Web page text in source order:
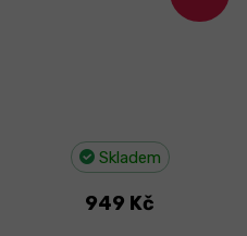
Skladem
949 Kč